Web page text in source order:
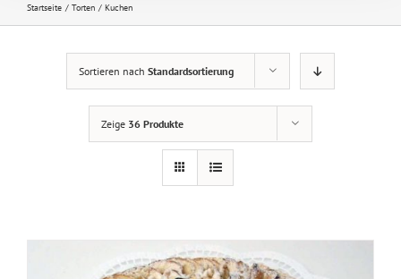
Startseite Torten Kuchen
Sortieren nach Standardsortierung
Zeige 36 Produkte